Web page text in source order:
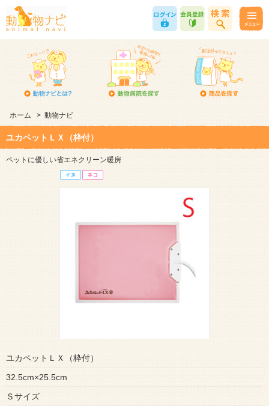
ホーム > 動物ナビ
ユカペットＬＸ（枠付）
ペットに優しい省エネクリーン暖房
ユカペットＬＸ（枠付）
32.5cm×25.5cm
Ｓサイズ